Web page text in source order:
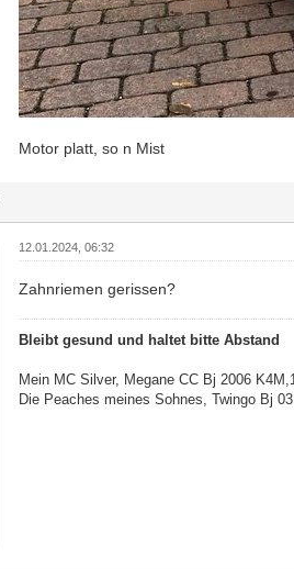
Motor platt, so n Mist
12.01.2024, 06:32
Zahnriemen gerissen?
Bleibt gesund und haltet bitte Abstand
Mein MC Silver, Megane CC Bj 2006
Die Peaches meines Sohnes, Twingo Bj